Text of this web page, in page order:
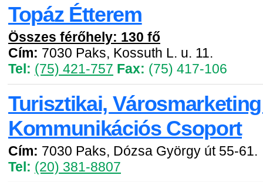
Topáz Étterem
Összes férőhely: 130 fő
Cím: 7030 Paks, Kossuth L. u. 11.
Tel: (75) 421-757 Fax: (75) 417-106
Turisztikai,
Kommunikációs Csoport
Cím: 7030 Paks, Dózsa György út 55-61.
Tel: (20) 381-8807